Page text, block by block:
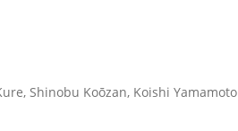
Shinobu Koōzan, Koishi Yamamoto